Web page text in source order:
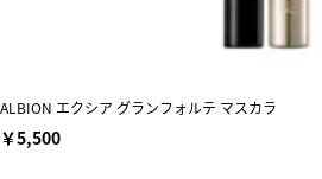
ALBION エクシア グランフォルテ マスカラ
￥5,500